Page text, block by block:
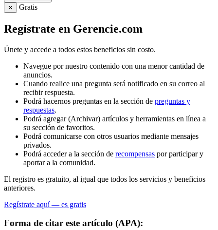
✕
Gratis
Regístrate en Gerencie.com
Únete y accede a todos estos beneficios sin costo.
Navegue por nuestro contenido con una menor cantidad de
anuncios.
Cuando realice una pregunta será notificado en su correo al
recibir respuesta.
Podrá hacernos preguntas en la sección de preguntas y
respuestas.
Podrá agregar (Archivar) artículos y herramientas en línea a
su sección de favoritos.
Podrá comunicarse con otros usuarios mediante mensajes
privados.
Podrá acceder a la sección de recompensas por participar y
aportar a la comunidad.
El registro es gratuito, al igual que todos los servicios y beneficios
anteriores.
Regístrate aquí — es gratis
Forma de citar este artículo (APA):